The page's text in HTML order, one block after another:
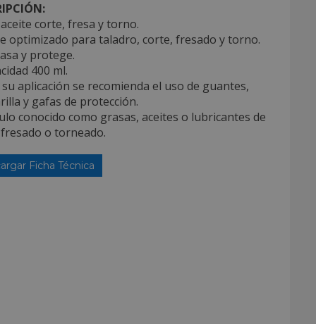
corte, fresa y torno.
optimizado para taladro, corte, fresado y torno.
y protege.
400 ml.
aplicación se recomienda el uso de guantes,
y gafas de protección.
conocido como grasas, aceites o lubricantes de
o torneado.
Ficha Técnica